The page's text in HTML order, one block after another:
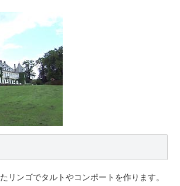
リンゴでタルトやコンポートを作ります。